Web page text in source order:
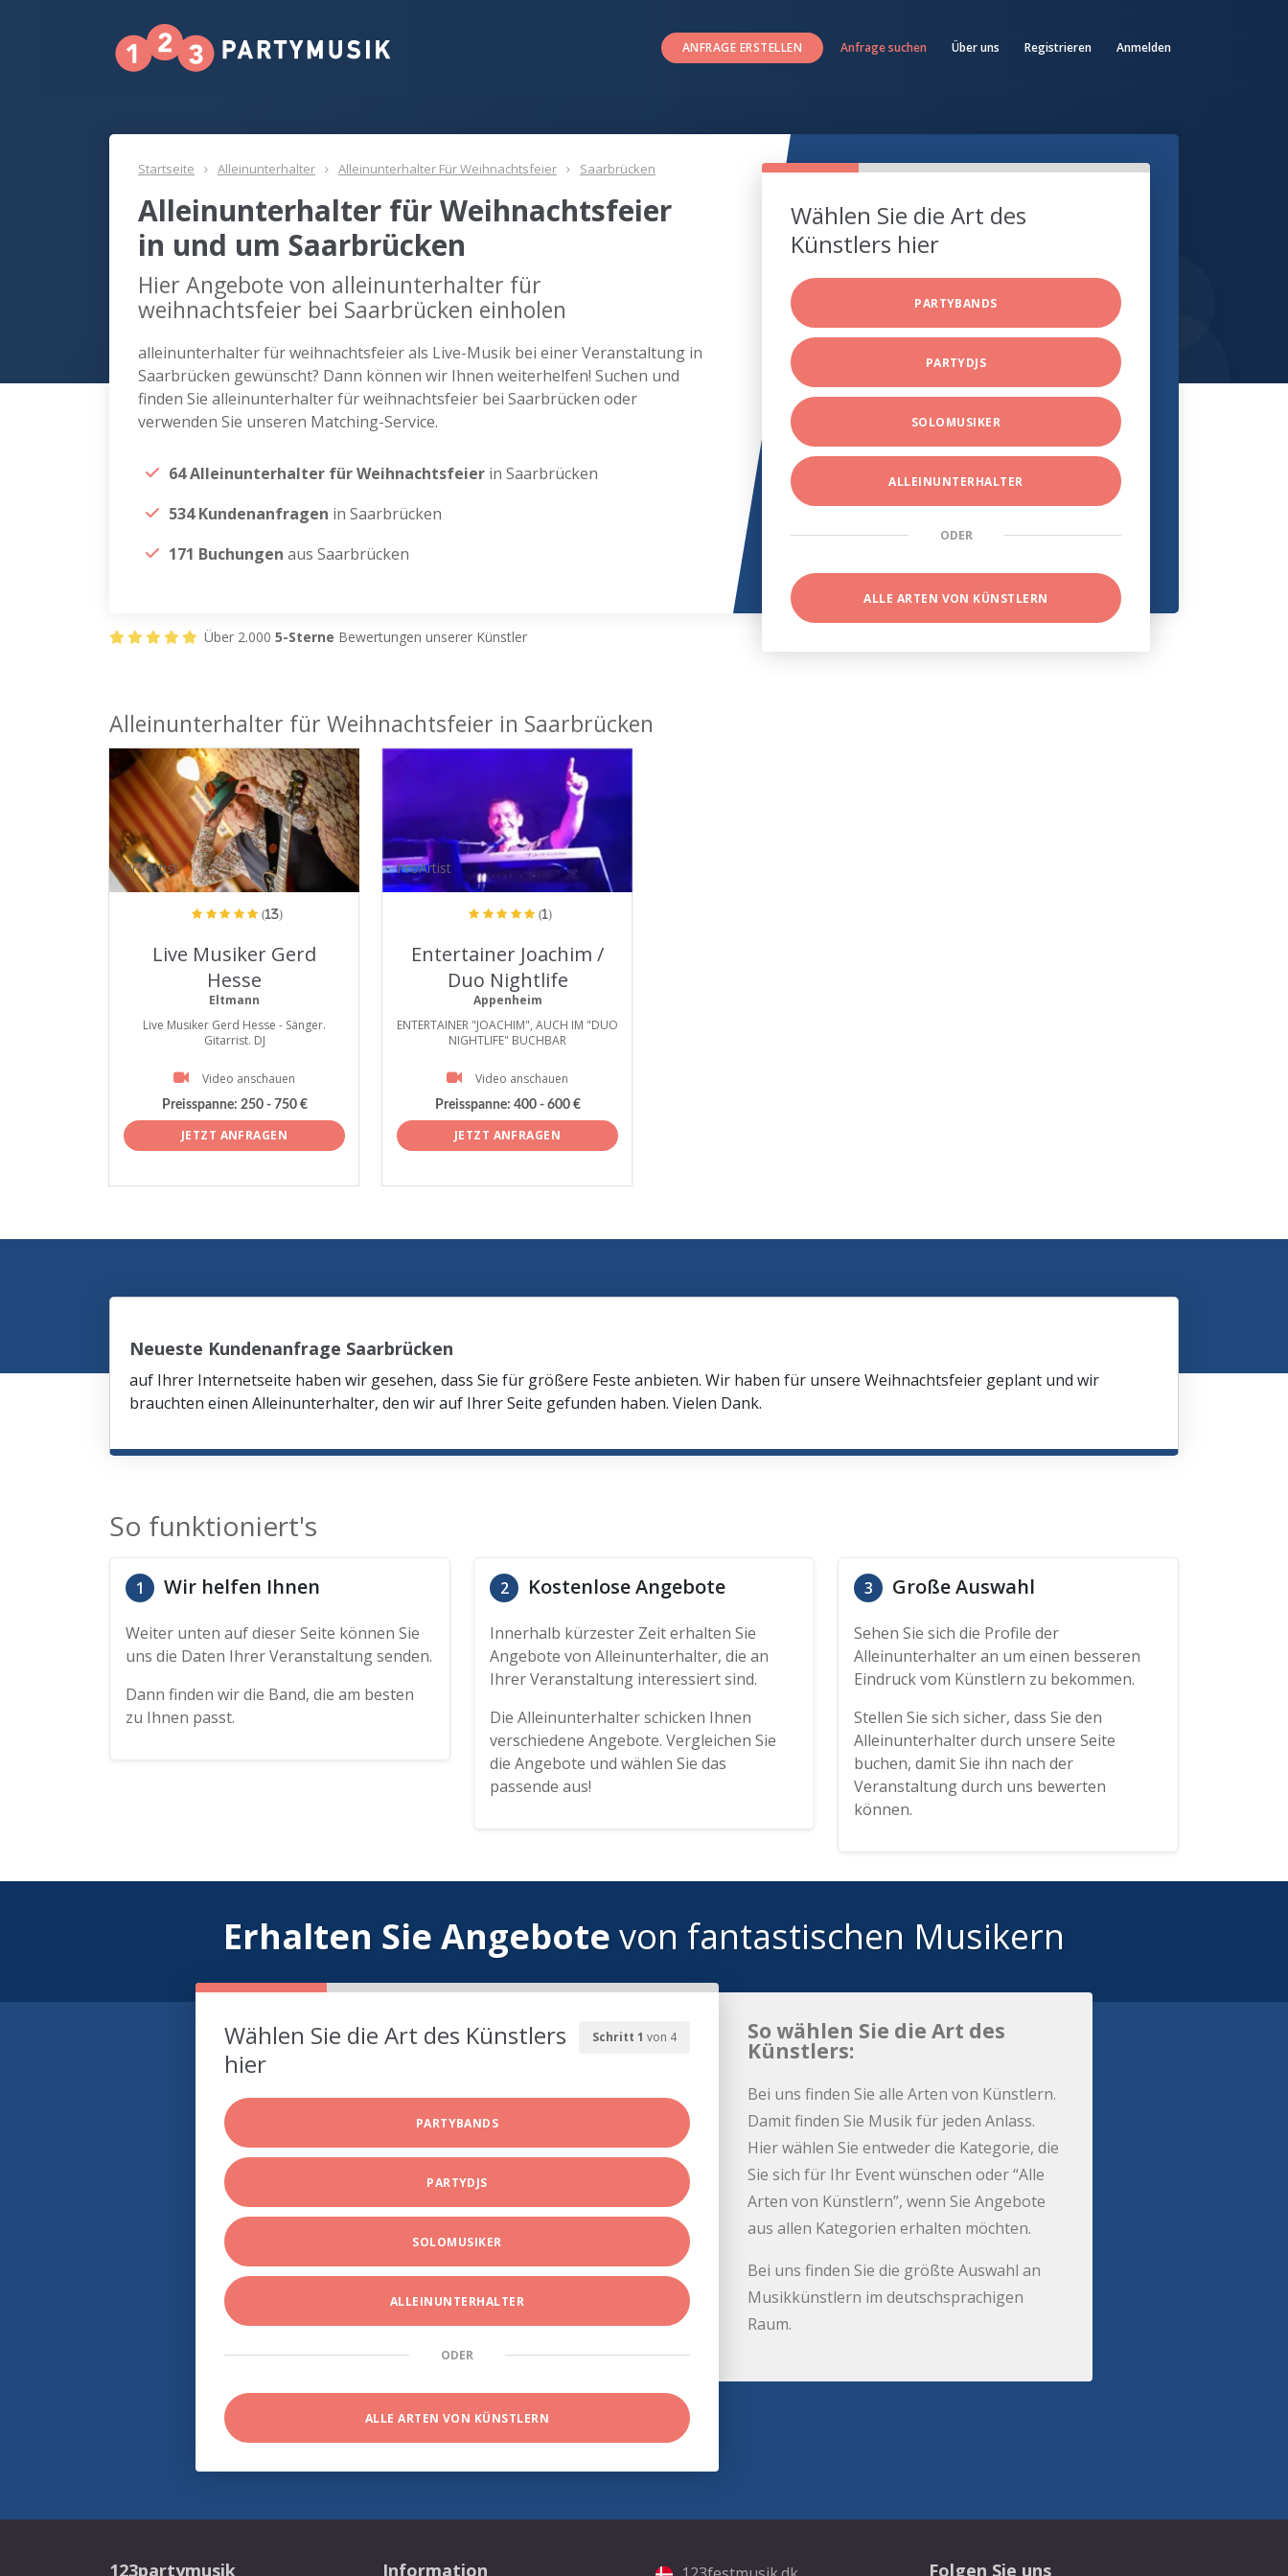
ANFRAGE ERSTELLEN Anfrage suchen Über uns Registrieren Anmelden
Startseite Alleinunterhalter Alleinunterhalter Für Weihnachtsfeier Saarbrücken
Alleinunterhalter für Weihnachtsfeier
in und um Saarbrücken
Hier Angebote von alleinunterhalter für
weihnachtsfeier bei Saarbrücken einholen
alleinunterhalter für weihnachtsfeier als Live-Musik bei einer Veranstaltung in
Saarbrücken gewünscht? Dann können wir Ihnen weiterhelfen! Suchen und
finden Sie alleinunterhalter für weihnachtsfeier bei Saarbrücken oder
verwenden Sie unseren Matching-Service.
64 Alleinunterhalter für Weihnachtsfeier in Saarbrücken
534 Kundenanfragen in Saarbrücken
171 Buchungen aus Saarbrücken
Wählen Sie die Art des
Künstlers hier
PARTYBANDS
PARTYDJS
SOLOMUSIKER
ALLEINUNTERHALTER
ODER
ALLE ARTEN VON KÜNSTLERN
Über 2.000 5-Sterne Bewertungen unserer Künstler
Alleinunterhalter für Weihnachtsfeier in Saarbrücken
ProArtist
(13)
Live Musiker Gerd
Hesse
Eltmann
Live Musiker Gerd Hesse - Sänger.
Gitarrist. DJ
Video anschauen
Preisspanne: 250 - 750 €
JETZT ANFRAGEN
ProArtist
(1)
Entertainer Joachim /
Duo Nightlife
Appenheim
ENTERTAINER "JOACHIM", AUCH IM "DUO
NIGHTLIFE" BUCHBAR
Video anschauen
Preisspanne: 400 - 600 €
JETZT ANFRAGEN
Neueste Kundenanfrage Saarbrücken
auf Ihrer Internetseite haben wir gesehen, dass Sie für größere Feste anbieten. Wir haben für unsere Weihnachtsfeier geplant und wir
brauchten einen Alleinunterhalter, den wir auf Ihrer Seite gefunden haben. Vielen Dank.
So funktioniert's
1 Wir helfen Ihnen
Weiter unten auf dieser Seite können Sie
uns die Daten Ihrer Veranstaltung senden.
Dann finden wir die Band, die am besten
zu Ihnen passt.
2 Kostenlose Angebote
Innerhalb kürzester Zeit erhalten Sie
Angebote von Alleinunterhalter, die an
Ihrer Veranstaltung interessiert sind.
Die Alleinunterhalter schicken Ihnen
verschiedene Angebote. Vergleichen Sie
die Angebote und wählen Sie das
passende aus!
3 Große Auswahl
Sehen Sie sich die Profile der
Alleinunterhalter an um einen besseren
Eindruck vom Künstlern zu bekommen.
Stellen Sie sich sicher, dass Sie den
Alleinunterhalter durch unsere Seite
buchen, damit Sie ihn nach der
Veranstaltung durch uns bewerten
können.
Erhalten Sie Angebote von fantastischen Musikern
Schritt 1 von 4
Wählen Sie die Art des Künstlers
hier
PARTYBANDS
PARTYDJS
SOLOMUSIKER
ALLEINUNTERHALTER
ODER
ALLE ARTEN VON KÜNSTLERN
So wählen Sie die Art des
Künstlers:
Bei uns finden Sie alle Arten von Künstlern.
Damit finden Sie Musik für jeden Anlass.
Hier wählen Sie entweder die Kategorie, die
Sie sich für Ihr Event wünschen oder “Alle
Arten von Künstlern”, wenn Sie Angebote
aus allen Kategorien erhalten möchten.
Bei uns finden Sie die größte Auswahl an
Musikkünstlern im deutschsprachigen
Raum.
123partymusik Information Folgen Sie uns